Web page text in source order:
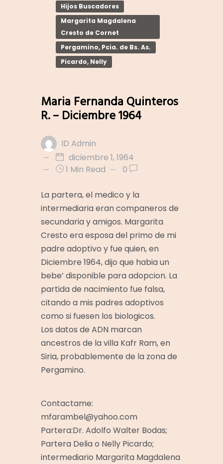
Hijos Buscadores
Margarita Magdalena
Cresto de Cornet
Pergamino, Pcia. de Bs. As.
Picardo, Nelly
Maria Fernanda Quinteros
R. – Diciembre 1964
ID Admin
diciembre 1, 1964
1 Min Read
0
La partera, el medico y la
intermediaria eran companeros de
secundaria y amigos. Margarita
Cresto era esposa del primo de mi
padre adoptivo y fue quien, en
Diciembre 1964, dijo que habia un
bebe’ disponible para adopcion. La
partida de nacimiento fue falsa,
citando a mis padres adoptivos
como si fuesen los biologicos.
Los datos de ADN marcan
ancestros de la villa Kafr Ram, en
Siria, probablemente de la zona de
Pergamino.
Contactame:
mfarambel@yahoo.com
Partera:Dr. Adolfo Walter Bodas;
Partera Delia o Nelly Picardo;
intermediario Margarita Magdalena